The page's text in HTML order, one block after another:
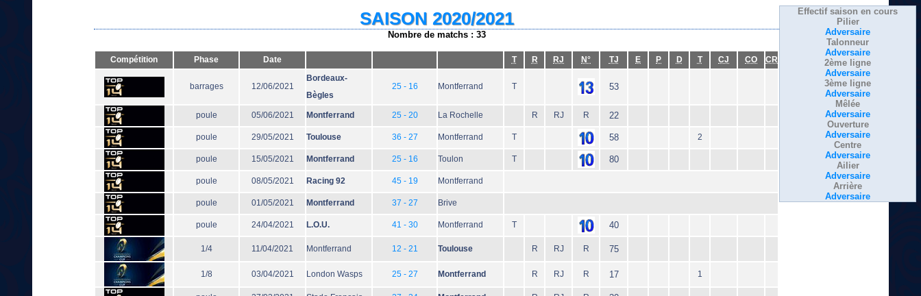
Effectif saison en cours
Pilier
Adversaire
Talonneur
Adversaire
2ème ligne
Adversaire
3ème ligne
Adversaire
Mêlée
Adversaire
Ouverture
Adversaire
Centre
Adversaire
Ailier
Adversaire
Arrière
Adversaire
SAISON 2020/2021
Nombre de matchs : 33
Compétition Phase Date T R RJ N° TJ E P D T CJ CO CR
barrages 12/06/2021
Bordeaux-
Bègles
25 - 16 Montferrand T 53
poule 05/06/2021 Montferrand 25 - 20 La Rochelle R RJ R 22
poule 29/05/2021 Toulouse 36 - 27 Montferrand T 58 2
poule 15/05/2021 Montferrand 25 - 16 Toulon T 80
poule 08/05/2021 Racing 92 45 - 19 Montferrand
poule 01/05/2021 Montferrand 37 - 27 Brive
poule 24/04/2021 L.O.U. 41 - 30 Montferrand T 40
1/4 11/04/2021 Montferrand 12 - 21 Toulouse R RJ R 75
1/8 03/04/2021 London Wasps 25 - 27 Montferrand R RJ R 17 1